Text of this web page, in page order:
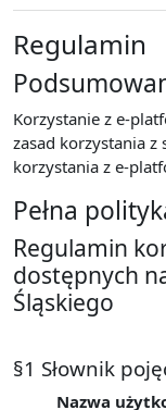
Regulamin
Korzystanie z e-
zasad korzystania
korzystania z e-
Pełna
Regulamin
dostępnych
Śląskiego
§1 Słownik
Nazwa